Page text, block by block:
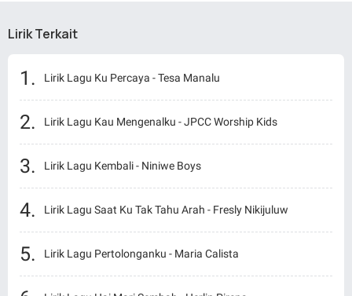
Lirik Terkait
Lirik Lagu Ku Percaya - Tesa Manalu
Lirik Lagu Kau Mengenalku - JPCC Worship Kids
Lirik Lagu Kembali - Niniwe Boys
Lirik Lagu Saat Ku Tak Tahu Arah - Fresly Nikijuluw
Lirik Lagu Pertolonganku - Maria Calista